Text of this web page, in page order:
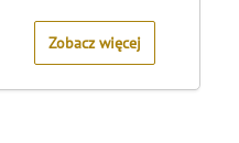
5
Zobacz więcej